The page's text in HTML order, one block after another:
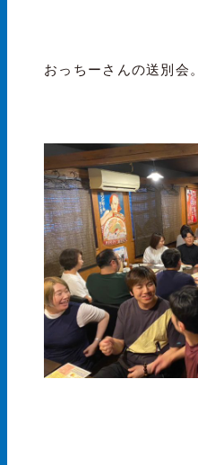
おっちーさんの送別会。